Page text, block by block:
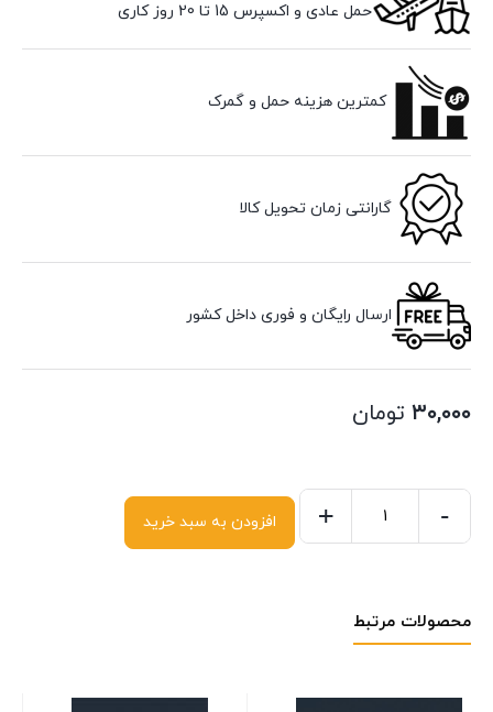
حمل عادی و اکسپرس 15 تا 20 روز کاری
کمترین هزینه حمل و گمرک
گارانتی زمان تحویل کالا
ارسال رایگان و فوری داخل کشور
۳۰,۰۰۰ تومان
-
+ افزودن به سبد خرید
محصولات مرتبط